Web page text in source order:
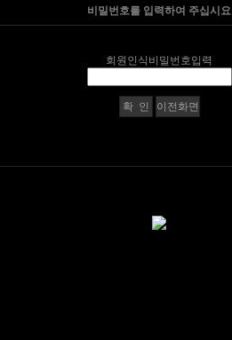
비밀번호를 입력하여 주십시요
회원인식비밀번호입력